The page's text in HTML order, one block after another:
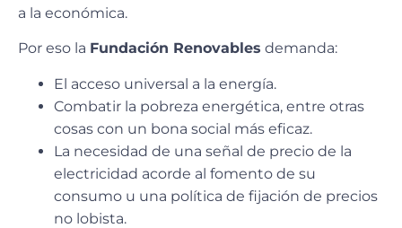
a la económica.
Por eso la Fundación Renovables demanda:
El acceso universal a la energía.
Combatir la pobreza energética, entre otras
cosas con un bona social más eficaz.
La necesidad de una señal de precio de la
electricidad acorde al fomento de su
consumo u una política de fijación de precios
no lobista.